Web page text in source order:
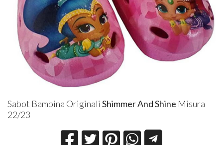
Sabot Bambina OriginaliShimmer And Shine Misura
22/23